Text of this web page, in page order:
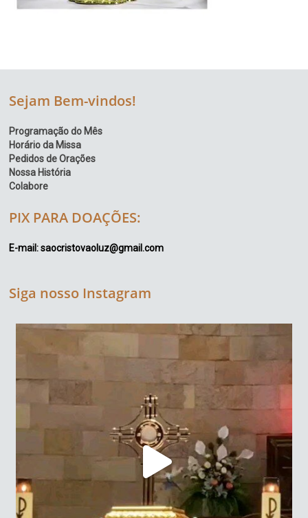
Sejam Bem-vindos!
Programação do Mês
Horário da Missa
Pedidos de Orações
Nossa História
Colabore
PIX PARA DOAÇÕES:
E-mail: saocristovaoluz@gmail.com
Siga nosso Instagram